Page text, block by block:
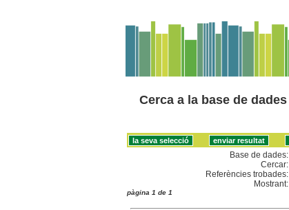
Cerca a la base de dades
Base de dades:
Cercar:
Referències trobades:
Mostrant:
pàgina 1 de 1